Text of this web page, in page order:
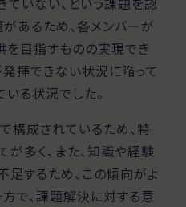
あるため、各メンバーが
を目指すものの実現でき
発揮できない状況に陥って
る状況でした。
構成されているため、特
多く、また、知識や経験
足するため、この傾向がよ
で、課題解決に対する意